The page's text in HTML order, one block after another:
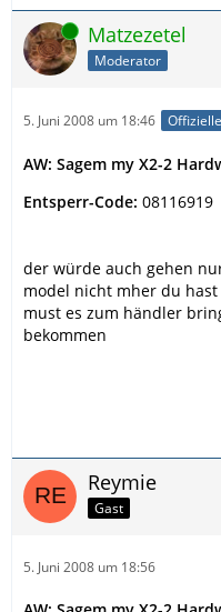
Online Matzezetel
Moderator
5. Juni 2008 um 18:46
AW: Sagem my X2-2
Entsperr-Code: 08116919
der würde auch gehen
model nicht mher du
must es zum händler
bekommen
Reymie
Gast
5. Juni 2008 um 18:56